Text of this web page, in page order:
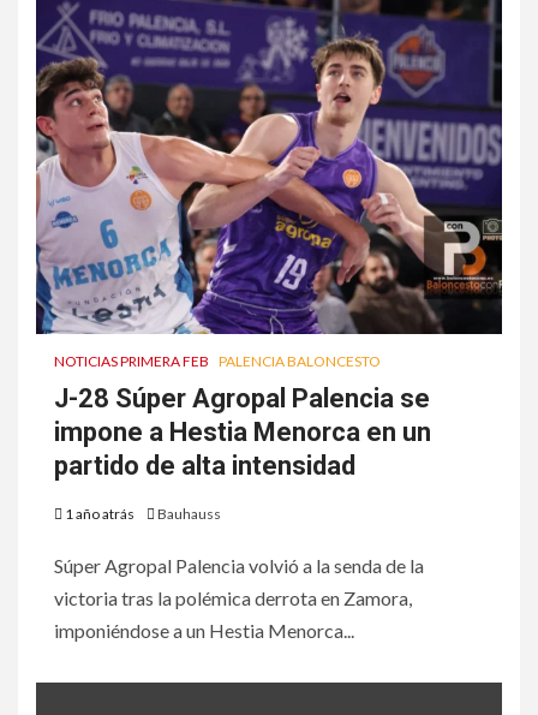
NOTICIAS PRIMERA FEB PALENCIA BALONCESTO
J-28 Súper Agropal Palencia se
impone a Hestia Menorca en un
partido de alta intensidad
1 año atrás Bauhauss
Súper Agropal Palencia volvió a la senda de la
victoria tras la polémica derrota en Zamora,
imponiéndose a un Hestia Menorca...